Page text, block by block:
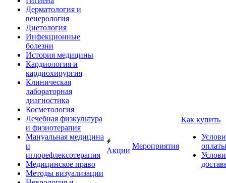
Дерматология и
венерология
Диетология
Инфекционные
болезни
История медицины
Кардиология и
кардиохирургия
Клиническая
лабораторная
диагностика
Косметология
Лечебная физкультура
и физиотерапия
Мануальная медицина
и
иглорефлексотерапия
Медицинское право
Методы визуализации
Акции
Мероприятия
Как купить
оплаты